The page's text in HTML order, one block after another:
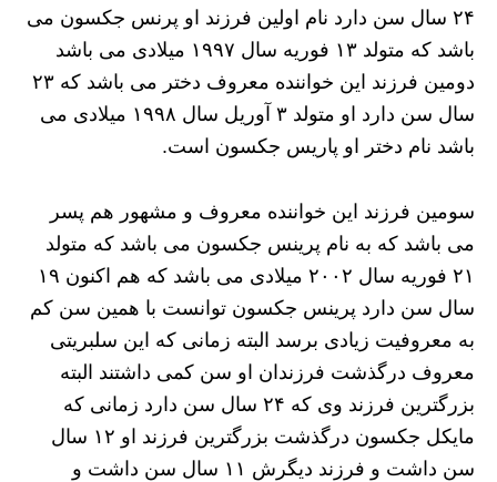
۲۴ سال سن دارد نام اولین فرزند او پرنس جکسون می
باشد که متولد ۱۳ فوریه سال ۱۹۹۷ میلادی می باشد
دومین فرزند این خواننده معروف دختر می باشد که ۲۳
سال سن دارد او متولد ۳ آوریل سال ۱۹۹۸ میلادی می
باشد نام دختر او پاریس جکسون است.
سومین فرزند این خواننده معروف و مشهور هم پسر
می باشد که به نام پرینس جکسون می باشد که متولد
۲۱ فوریه سال ۲۰۰۲ میلادی می باشد که هم اکنون ۱۹
سال سن دارد پرینس جکسون توانست با همین سن کم
به معروفیت زیادی برسد البته زمانی که این سلبریتی
معروف درگذشت فرزندان او سن کمی داشتند البته
بزرگترین فرزند وی که ۲۴ سال سن دارد زمانی که
مایکل جکسون درگذشت بزرگترین فرزند او ۱۲ سال
سن داشت و فرزند دیگرش ۱۱ سال سن داشت و